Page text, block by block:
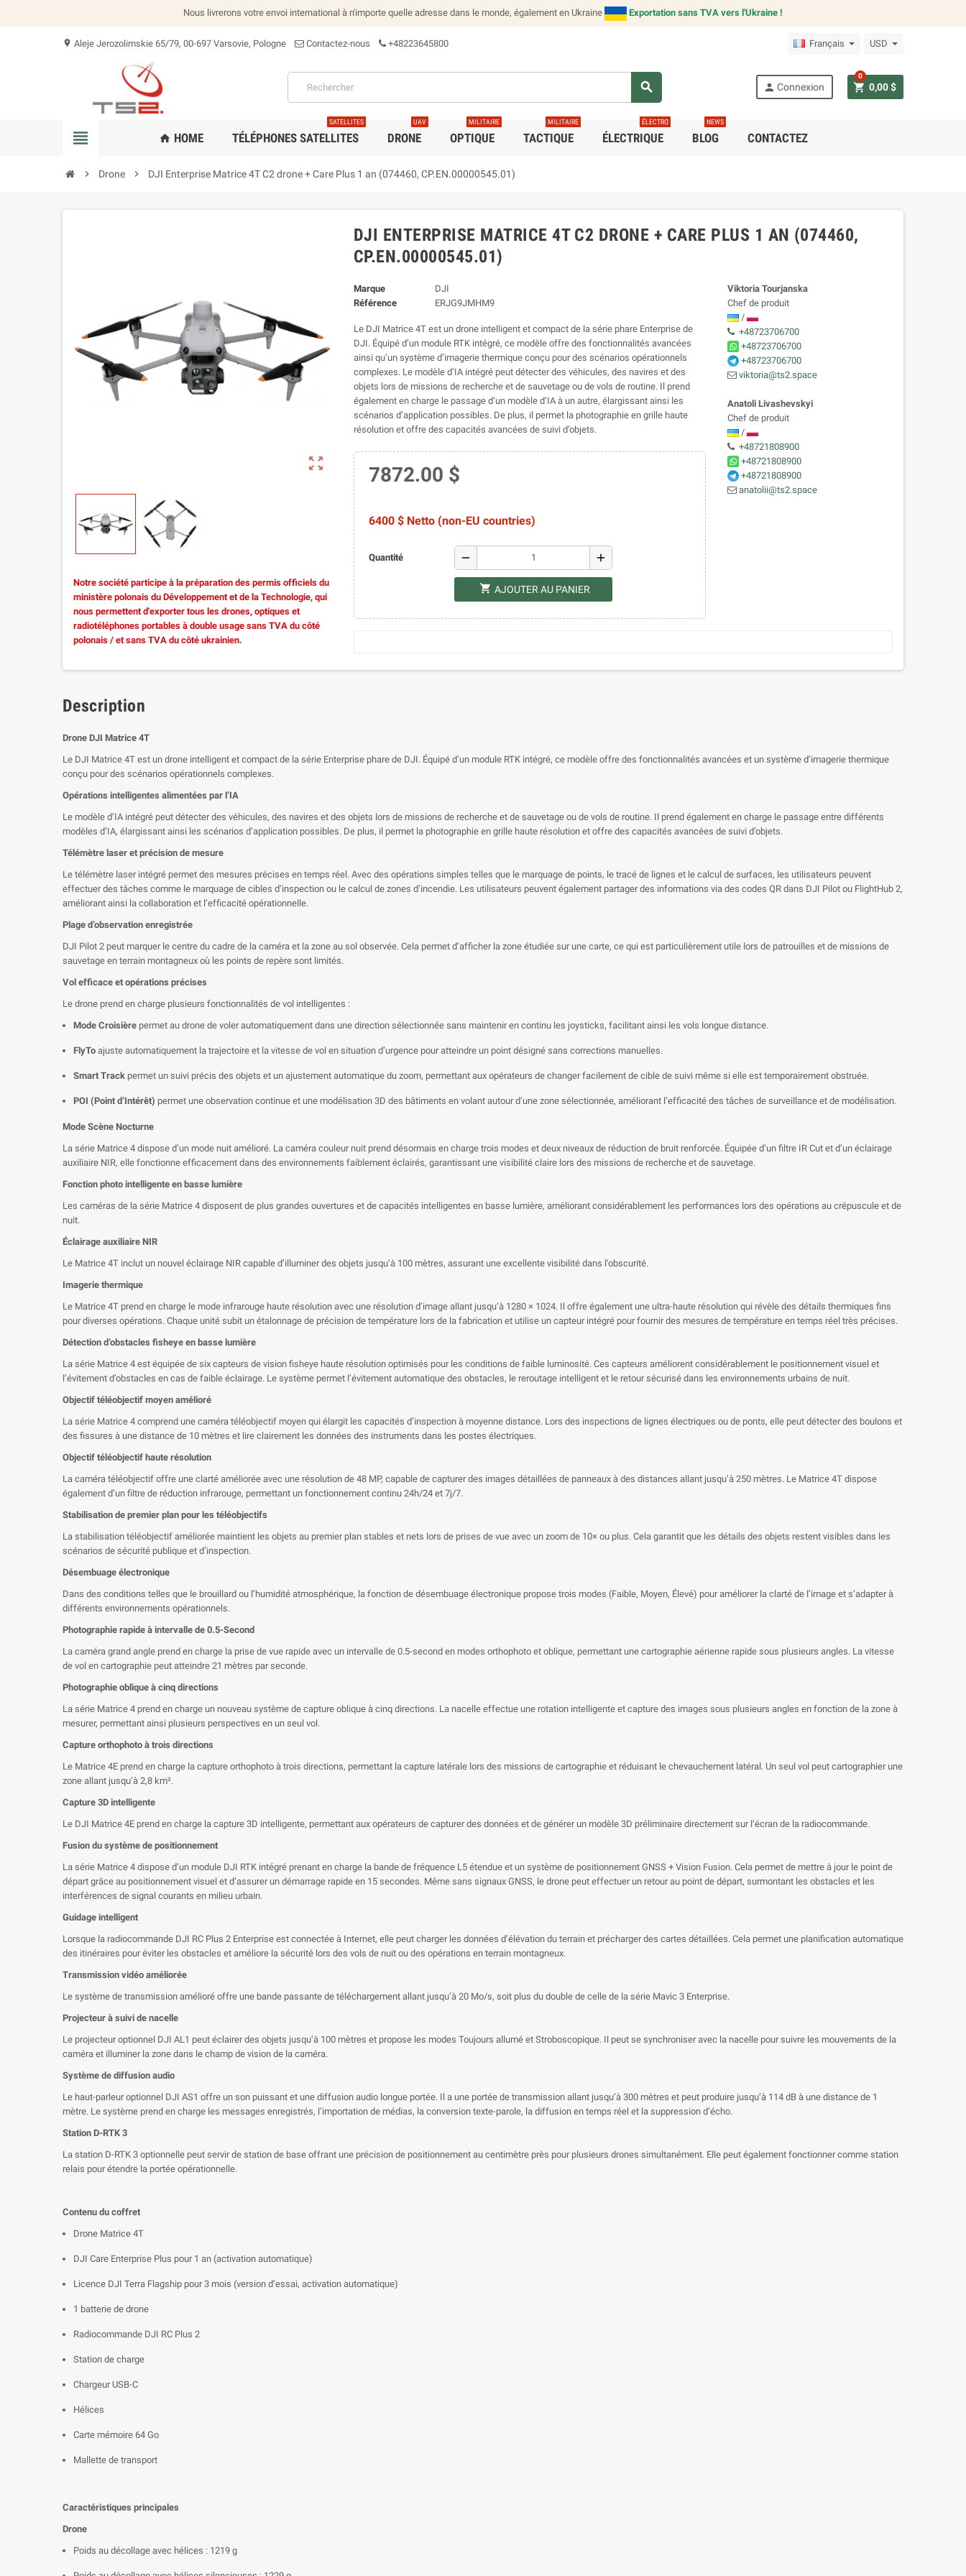
Nous livrerons votre envoi international à n'importe quelle adresse dans le monde, également en Ukraine Exportation sans TVA vers l'Ukraine !
location_on Aleje Jerozolimskie 65/79, 00-697 Varsovie, Pologne Contactez-nous +48223645800 Français USD
search person Connexion shopping_cart 0,00 $
0
view_headline home HOME TÉLÉPHONES SATELLITES
SATELLITES
DRONE
UAV
OPTIQUE
MILITAIRE
TACTIQUE
MILITAIRE
ÉLECTRIQUE
ÉLECTRO
BLOG
NEWS
CONTACTEZ
chevron_right Drone chevron_right DJI Enterprise Matrice 4T C2 drone + Care Plus 1 an (074460, CP.EN.00000545.01)
zoom_out_map
Notre société participe à la préparation des permis officiels du
ministère polonais du Développement et de la Technologie, qui
nous permettent d'exporter tous les drones, optiques et
radiotéléphones portables à double usage sans TVA du côté
polonais / et sans TVA du côté ukrainien.
DJI ENTERPRISE MATRICE 4T C2 DRONE + CARE PLUS 1 AN (074460,
CP.EN.00000545.01)
Marque
DJI
Référence
ERJG9JMHM9
Le DJI Matrice 4T est un drone intelligent et compact de la série phare Enterprise de
DJI. Équipé d’un module RTK intégré, ce modèle offre des fonctionnalités avancées
ainsi qu’un système d’imagerie thermique conçu pour des scénarios opérationnels
complexes. Le modèle d’IA intégré peut détecter des véhicules, des navires et des
objets lors de missions de recherche et de sauvetage ou de vols de routine. Il prend
également en charge le passage d’un modèle d’IA à un autre, élargissant ainsi les
scénarios d’application possibles. De plus, il permet la photographie en grille haute
résolution et offre des capacités avancées de suivi d’objets.
7872.00 $
6400 $ Netto (non-EU countries)
Quantité remove add
shopping_cart AJOUTER AU PANIER
Viktoria Tourjanska
Chef de produit
/
+48723706700
+48723706700
+48723706700
viktoria@ts2.space
Anatoli Livashevskyi
Chef de produit
/
+48721808900
+48721808900
+48721808900
anatolii@ts2.space
Description
Drone DJI Matrice 4T
Le DJI Matrice 4T est un drone intelligent et compact de la série Enterprise phare de DJI. Équipé d’un module RTK intégré, ce modèle offre des fonctionnalités avancées et un système d’imagerie thermique
conçu pour des scénarios opérationnels complexes.
Opérations intelligentes alimentées par l’IA
Le modèle d’IA intégré peut détecter des véhicules, des navires et des objets lors de missions de recherche et de sauvetage ou de vols de routine. Il prend également en charge le passage entre différents
modèles d’IA, élargissant ainsi les scénarios d’application possibles. De plus, il permet la photographie en grille haute résolution et offre des capacités avancées de suivi d’objets.
Télémètre laser et précision de mesure
Le télémètre laser intégré permet des mesures précises en temps réel. Avec des opérations simples telles que le marquage de points, le tracé de lignes et le calcul de surfaces, les utilisateurs peuvent
effectuer des tâches comme le marquage de cibles d’inspection ou le calcul de zones d’incendie. Les utilisateurs peuvent également partager des informations via des codes QR dans DJI Pilot ou FlightHub 2,
améliorant ainsi la collaboration et l’efficacité opérationnelle.
Plage d’observation enregistrée
DJI Pilot 2 peut marquer le centre du cadre de la caméra et la zone au sol observée. Cela permet d’afficher la zone étudiée sur une carte, ce qui est particulièrement utile lors de patrouilles et de missions de
sauvetage en terrain montagneux où les points de repère sont limités.
Vol efficace et opérations précises
Le drone prend en charge plusieurs fonctionnalités de vol intelligentes :
Mode Croisière permet au drone de voler automatiquement dans une direction sélectionnée sans maintenir en continu les joysticks, facilitant ainsi les vols longue distance.
FlyTo ajuste automatiquement la trajectoire et la vitesse de vol en situation d’urgence pour atteindre un point désigné sans corrections manuelles.
Smart Track permet un suivi précis des objets et un ajustement automatique du zoom, permettant aux opérateurs de changer facilement de cible de suivi même si elle est temporairement obstruée.
POI (Point d’Intérêt) permet une observation continue et une modélisation 3D des bâtiments en volant autour d’une zone sélectionnée, améliorant l’efficacité des tâches de surveillance et de modélisation.
Mode Scène Nocturne
La série Matrice 4 dispose d’un mode nuit amélioré. La caméra couleur nuit prend désormais en charge trois modes et deux niveaux de réduction de bruit renforcée. Équipée d’un filtre IR Cut et d’un éclairage
auxiliaire NIR, elle fonctionne efficacement dans des environnements faiblement éclairés, garantissant une visibilité claire lors des missions de recherche et de sauvetage.
Fonction photo intelligente en basse lumière
Les caméras de la série Matrice 4 disposent de plus grandes ouvertures et de capacités intelligentes en basse lumière, améliorant considérablement les performances lors des opérations au crépuscule et de
nuit.
Éclairage auxiliaire NIR
Le Matrice 4T inclut un nouvel éclairage NIR capable d’illuminer des objets jusqu’à 100 mètres, assurant une excellente visibilité dans l’obscurité.
Imagerie thermique
Le Matrice 4T prend en charge le mode infrarouge haute résolution avec une résolution d’image allant jusqu’à 1280 × 1024. Il offre également une ultra-haute résolution qui révèle des détails thermiques fins
pour diverses opérations. Chaque unité subit un étalonnage de précision de température lors de la fabrication et utilise un capteur intégré pour fournir des mesures de température en temps réel très précises.
Détection d’obstacles fisheye en basse lumière
La série Matrice 4 est équipée de six capteurs de vision fisheye haute résolution optimisés pour les conditions de faible luminosité. Ces capteurs améliorent considérablement le positionnement visuel et
l’évitement d’obstacles en cas de faible éclairage. Le système permet l’évitement automatique des obstacles, le reroutage intelligent et le retour sécurisé dans les environnements urbains de nuit.
Objectif téléobjectif moyen amélioré
La série Matrice 4 comprend une caméra téléobjectif moyen qui élargit les capacités d’inspection à moyenne distance. Lors des inspections de lignes électriques ou de ponts, elle peut détecter des boulons et
des fissures à une distance de 10 mètres et lire clairement les données des instruments dans les postes électriques.
Objectif téléobjectif haute résolution
La caméra téléobjectif offre une clarté améliorée avec une résolution de 48 MP, capable de capturer des images détaillées de panneaux à des distances allant jusqu’à 250 mètres. Le Matrice 4T dispose
également d’un filtre de réduction infrarouge, permettant un fonctionnement continu 24h/24 et 7j/7.
Stabilisation de premier plan pour les téléobjectifs
La stabilisation téléobjectif améliorée maintient les objets au premier plan stables et nets lors de prises de vue avec un zoom de 10× ou plus. Cela garantit que les détails des objets restent visibles dans les
scénarios de sécurité publique et d’inspection.
Désembuage électronique
Dans des conditions telles que le brouillard ou l’humidité atmosphérique, la fonction de désembuage électronique propose trois modes (Faible, Moyen, Élevé) pour améliorer la clarté de l’image et s’adapter à
différents environnements opérationnels.
Photographie rapide à intervalle de 0.5-Second
La caméra grand angle prend en charge la prise de vue rapide avec un intervalle de 0.5-second en modes orthophoto et oblique, permettant une cartographie aérienne rapide sous plusieurs angles. La vitesse
de vol en cartographie peut atteindre 21 mètres par seconde.
Photographie oblique à cinq directions
La série Matrice 4 prend en charge un nouveau système de capture oblique à cinq directions. La nacelle effectue une rotation intelligente et capture des images sous plusieurs angles en fonction de la zone à
mesurer, permettant ainsi plusieurs perspectives en un seul vol.
Capture orthophoto à trois directions
Le Matrice 4E prend en charge la capture orthophoto à trois directions, permettant la capture latérale lors des missions de cartographie et réduisant le chevauchement latéral. Un seul vol peut cartographier une
zone allant jusqu’à 2,8 km².
Capture 3D intelligente
Le DJI Matrice 4E prend en charge la capture 3D intelligente, permettant aux opérateurs de capturer des données et de générer un modèle 3D préliminaire directement sur l’écran de la radiocommande.
Fusion du système de positionnement
La série Matrice 4 dispose d’un module DJI RTK intégré prenant en charge la bande de fréquence L5 étendue et un système de positionnement GNSS + Vision Fusion. Cela permet de mettre à jour le point de
départ grâce au positionnement visuel et d’assurer un démarrage rapide en 15 secondes. Même sans signaux GNSS, le drone peut effectuer un retour au point de départ, surmontant les obstacles et les
interférences de signal courants en milieu urbain.
Guidage intelligent
Lorsque la radiocommande DJI RC Plus 2 Enterprise est connectée à Internet, elle peut charger les données d’élévation du terrain et précharger des cartes détaillées. Cela permet une planification automatique
des itinéraires pour éviter les obstacles et améliore la sécurité lors des vols de nuit ou des opérations en terrain montagneux.
Transmission vidéo améliorée
Le système de transmission amélioré offre une bande passante de téléchargement allant jusqu’à 20 Mo/s, soit plus du double de celle de la série Mavic 3 Enterprise.
Projecteur à suivi de nacelle
Le projecteur optionnel DJI AL1 peut éclairer des objets jusqu’à 100 mètres et propose les modes Toujours allumé et Stroboscopique. Il peut se synchroniser avec la nacelle pour suivre les mouvements de la
caméra et illuminer la zone dans le champ de vision de la caméra.
Système de diffusion audio
Le haut-parleur optionnel DJI AS1 offre un son puissant et une diffusion audio longue portée. Il a une portée de transmission allant jusqu’à 300 mètres et peut produire jusqu’à 114 dB à une distance de 1
mètre. Le système prend en charge les messages enregistrés, l’importation de médias, la conversion texte-parole, la diffusion en temps réel et la suppression d’écho.
Station D-RTK 3
La station D-RTK 3 optionnelle peut servir de station de base offrant une précision de positionnement au centimètre près pour plusieurs drones simultanément. Elle peut également fonctionner comme station
relais pour étendre la portée opérationnelle.
Contenu du coffret
Drone Matrice 4T
DJI Care Enterprise Plus pour 1 an (activation automatique)
Licence DJI Terra Flagship pour 3 mois (version d’essai, activation automatique)
1 batterie de drone
Radiocommande DJI RC Plus 2
Station de charge
Chargeur USB-C
Hélices
Carte mémoire 64 Go
Mallette de transport
Caractéristiques principales
Drone
Poids au décollage avec hélices : 1219 g